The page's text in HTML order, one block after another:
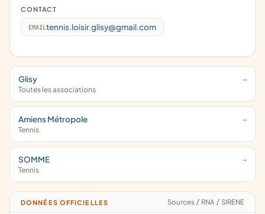
CONTACT
EMAIL tennis.loisir.glisy@gmail.com
Glisy
Toutes les associations
Amiens Métropole
Tennis
SOMME
Tennis
DONNÉES OFFICIELLES Sources / RNA / SIRENE